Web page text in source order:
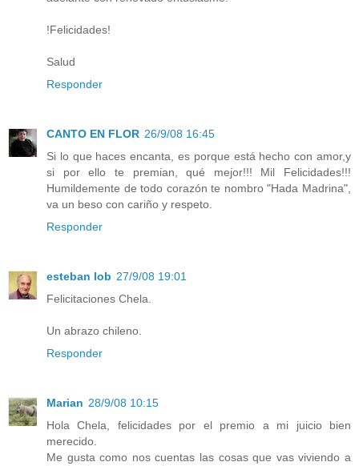
!Felicidades!
Salud
Responder
CANTO EN FLOR 26/9/08 16:45
Si lo que haces encanta, es porque está hecho con amor,y
si por ello te premian, qué mejor!!! Mil Felicidades!!!
Humildemente de todo corazón te nombro "Hada Madrina",
va un beso con cariño y respeto.
Responder
esteban lob 27/9/08 19:01
Felicitaciones Chela.
Un abrazo chileno.
Responder
Marian 28/9/08 10:15
Hola Chela, felicidades por el premio a mi juicio bien
merecido.
Me gusta como nos cuentas las cosas que vas viviendo a